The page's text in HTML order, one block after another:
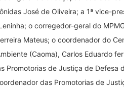
José de Oliveira; a 1ª vice-
o corregedor-geral do
Mateus; o coordenador do
(Caoma), Carlos Eduardo
Promotorias de Justiça de Defesa
das Promotorias de